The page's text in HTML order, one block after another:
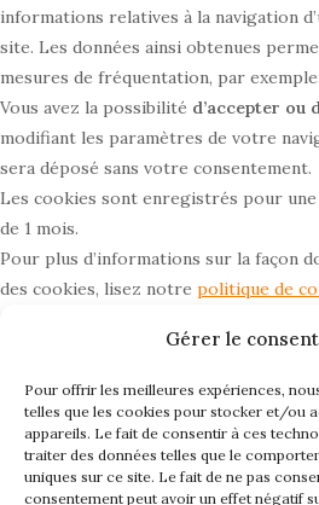
Gérer le
Pour offrir les meilleures expériences,
telles que les cookies pour stocker et/ou
appareils. Le fait de consentir à ces
traiter des données telles que le
uniques sur ce site. Le fait de ne pas
consentement peut avoir un effet négatif
informations relatives à la navigation
site. Les données ainsi obtenues
mesures de fréquentation, par exemple.
Vous avez la possibilité d’accepter ou
modifiant les paramètres de votre
sera déposé sans votre consentement.
Les cookies sont enregistrés pour une
de 1 mois.
Pour plus d’informations sur la façon
des cookies, lisez notre politique de
6 – Droit applicable et
juridiction.
Tout litige en relation avec l’utilisation